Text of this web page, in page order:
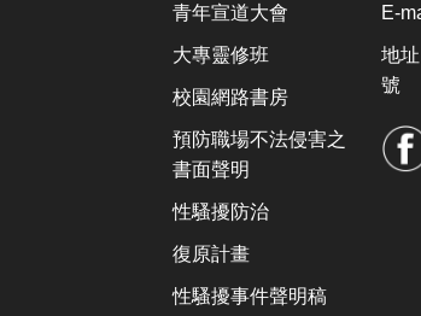
青年宣道大會
大專靈修班
校園網路書房
預防職場不法侵害之
書面聲明
性騷擾防治
復原計畫
性騷擾事件聲明稿
E-
地
號